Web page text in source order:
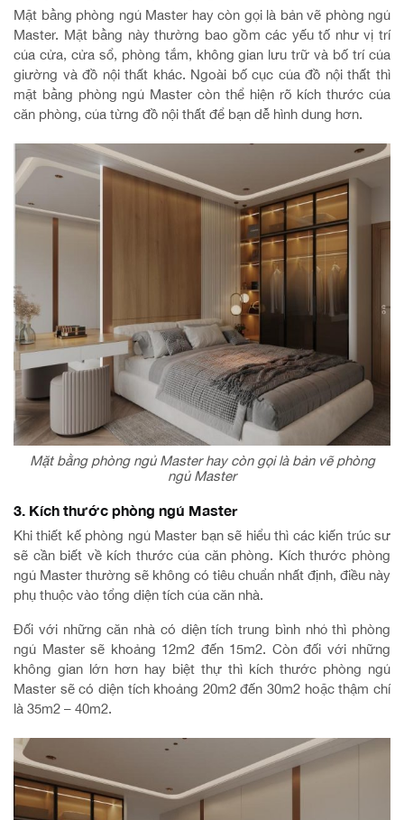
Mặt bằng phòng ngủ Master hay còn gọi là bản vẽ phòng ngủ
Master. Mặt bằng này thường bao gồm các yếu tố như vị trí
của cửa, cửa sổ, phòng tắm, không gian lưu trữ và bố trí của
giường và đồ nội thất khác. Ngoài bố cục của đồ nội thất thì
mặt bằng phòng ngủ Master còn thể hiện rõ kích thước của
căn phòng, của từng đồ nội thất để bạn dễ hình dung hơn.
Mặt bằng phòng ngủ Master hay còn gọi là bản vẽ phòng
ngủ Master
3. Kích thước phòng ngủ Master
Khi thiết kế phòng ngủ Master bạn sẽ hiểu thì các kiến trúc sư
sẽ cần biết về kích thước của căn phòng. Kích thước phòng
ngủ Master thường sẽ không có tiêu chuẩn nhất định, điều này
phụ thuộc vào tổng diện tích của căn nhà.
Đối với những căn nhà có diện tích trung bình nhỏ thì phòng
ngủ Master sẽ khoảng 12m2 đến 15m2. Còn đối với những
không gian lớn hơn hay biệt thự thì kích thước phòng ngủ
Master sẽ có diện tích khoảng 20m2 đến 30m2 hoặc thậm chí
là 35m2 – 40m2.